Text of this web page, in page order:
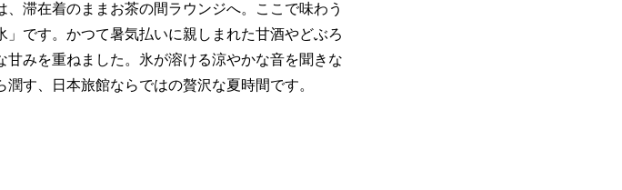
滞在着のままお茶の間ラウンジへ。ここで味わう
です。かつて暑気払いに親しまれた甘酒やどぶろ
みを重ねました。氷が溶ける涼やかな音を聞きな
す、日本旅館ならではの贅沢な夏時間です。